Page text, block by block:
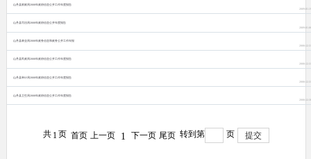
山丹县财政局2008年政府信息公开工作年度报告
2009-01-
山丹县司法局2008年政府信息公开年度报告
2009-01-
山丹县林业局2008年政务信息和政务公开工作年报
2008-12-
山丹县民政局2008年政府信息公开工作年度报告
2008-12-
山丹县审计局2008年政府信息公开工作年度报告
2008-12-
山丹县卫生局2008年政府信息公开工作年度报告
2008-12-
共 1 页 首页 上一页 1 下一页 尾页 转到第 页 提交